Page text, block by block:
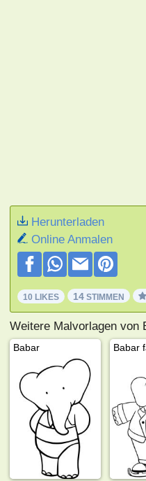
Herunterladen
Online Anmalen
10 LIKES 14 STIMMEN
Weitere Malvorlagen von
Babar